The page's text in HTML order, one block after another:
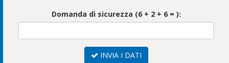
Domanda di sicurezza (6 + 2 + 6 = ):
INVIA I DATI